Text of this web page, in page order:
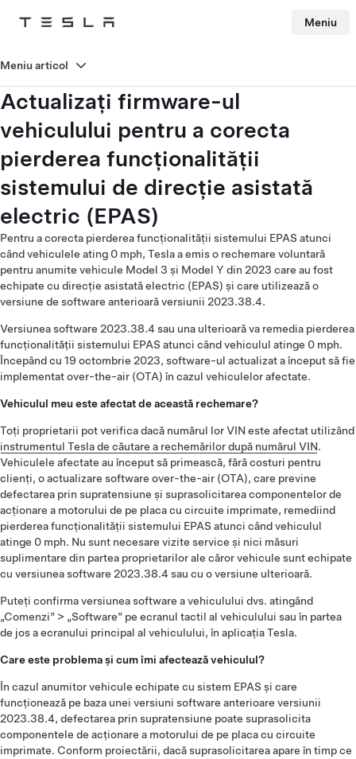
Tesla Meniu
Actualizați firmware-ul
vehiculului pentru a corecta
pierderea funcționalității
sistemului de direcție asistată
electric (EPAS)
Pentru a corecta pierderea funcționalității sistemului EPAS atunci
când vehiculele ating 0 mph, Tesla a emis o rechemare voluntară
pentru anumite vehicule Model 3 și Model Y din 2023 care au fost
echipate cu direcție asistată electric (EPAS) și care utilizează o
versiune de software anterioară versiunii 2023.38.4.
Versiunea software 2023.38.4 sau una ulterioară va remedia pierderea
funcționalității sistemului EPAS atunci când vehiculul atinge 0 mph.
Începând cu 19 octombrie 2023, software-ul actualizat a început să fie
implementat over-the-air (OTA) în cazul vehiculelor afectate.
Vehiculul meu este afectat de această rechemare?
Toți proprietarii pot verifica dacă numărul lor VIN este afectat utilizând
instrumentul Tesla de căutare a rechemărilor după numărul VIN.
Vehiculele afectate au început să primească, fără costuri pentru
clienți, o actualizare software over-the-air (OTA), care previne
defectarea prin supratensiune și suprasolicitarea componentelor de
acționare a motorului de pe placa cu circuite imprimate, remediind
pierderea funcționalității sistemului EPAS atunci când vehiculul
atinge 0 mph. Nu sunt necesare vizite service și nici măsuri
suplimentare din partea proprietarilor ale căror vehicule sunt echipate
cu versiunea software 2023.38.4 sau cu o versiune ulterioară.
Puteți confirma versiunea software a vehiculului dvs. atingând
„Comenzi” > „Software” pe ecranul tactil al vehiculului sau în partea
de jos a ecranului principal al vehiculului, în aplicația Tesla.
Care este problema și cum îmi afectează vehiculul?
În cazul anumitor vehicule echipate cu sistem EPAS și care
funcționează pe baza unei versiuni software anterioare versiunii
2023.38.4, defectarea prin supratensiune poate suprasolicita
componentele de acționare a motorului de pe placa cu circuite
imprimate. Conform proiectării, dacă suprasolicitarea apare în timp ce
Meniu articol